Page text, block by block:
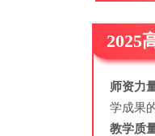
2025
师资力
学成果
教学质